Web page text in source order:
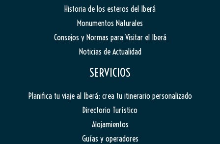
Historia de los esteros del Iberá
Monumentos Naturales
Consejos y Normas para Visitar el Iberá
Noticias de Actualidad
SERVICIOS
Planifica tu viaje al Iberá: crea tu itinerario personalizado
Directorio Turístico
Alojamientos
Guías y operadores